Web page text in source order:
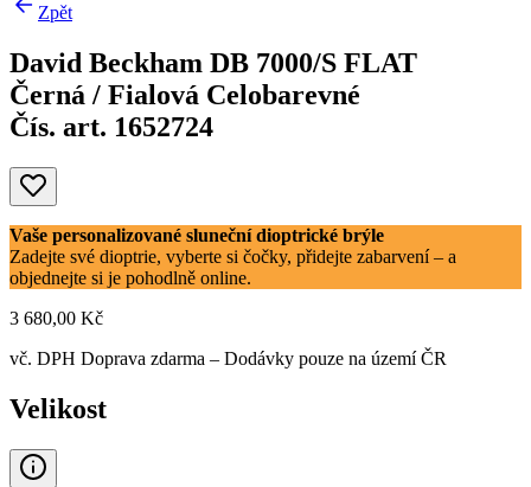
Zpět
David Beckham DB 7000/S FLAT
Černá / Fialová Celobarevné
Čís. art. 1652724
Vaše personalizované sluneční dioptrické brýle
Zadejte své dioptrie, vyberte si čočky, přidejte zabarvení – a
objednejte si je pohodlně online.
3 680,00 Kč
vč. DPH Doprava zdarma – Dodávky pouze na území ČR
Velikost